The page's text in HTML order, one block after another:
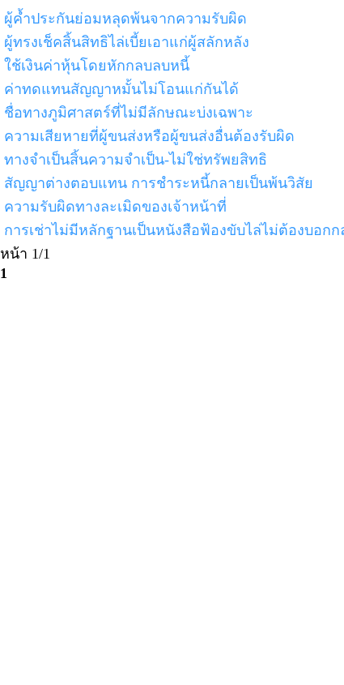
ผู้ค้ำประกันย่อมหลุดพ้นจากความรับผิด
ผู้ทรงเช็คสิ้นสิทธิไล่เบี้ยเอาแก่ผู้สลักหลัง
ใช้เงินค่าหุ้นโดยหักกลบลบหนี้
ค่าทดแทนสัญญาหมั้นไม่โอนแก่กันได้
ชื่อทางภูมิศาสตร์ที่ไม่มีลักษณะบ่งเฉพาะ
ความเสียหายที่ผู้ขนส่งหรือผู้ขนส่งอื่นต้องรับผิด
ทางจำเป็นสิ้นความจำเป็น-ไม่ใช่ทรัพยสิทธิ
สัญญาต่างตอบแทน การชำระหนี้กลายเป็นพ้นวิสัย
ความรับผิดทางละเมิดของเจ้าหน้าที่
การเช่าไม่มีหลักฐานเป็นหนังสือฟ้องขับไล่ไม่ต้องบอก
หน้า 1/1
1